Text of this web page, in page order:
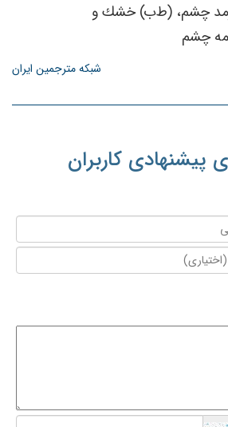
چشم‌، (ط‌ب‌) خشك‌ و
چشم‌
شبکه مترجمین ایران
پیشنهادی کاربران